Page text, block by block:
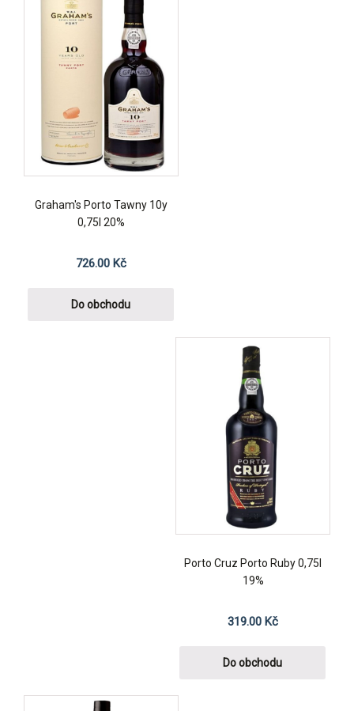
Graham's Porto Tawny 10y
0,75l 20%
726.00 Kč
Do obchodu
Porto Cruz Porto Ruby 0,75l
19%
319.00 Kč
Do obchodu